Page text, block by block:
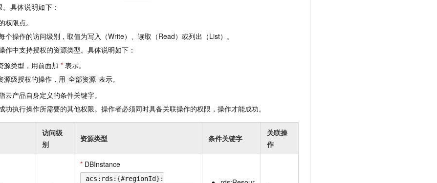
。具体说明如下：
权限点。
个操作的访问级别，取值为写入（Write）、读取（Read）或列出（List）。
作中支持授权的资源类型。具体说明如下：
源类型，用前面加 * 表示。
源级授权的操作，用 全部资源 表示。
云产品自身定义的条件关键字。
功执行操作所需要的其他权限。操作者必须同时具备关联操作的权限，操作才能成功。
访问级
别
资源类型 条件关键字
关联操
作
* DBInstance
acs:rds:{#regionId}: